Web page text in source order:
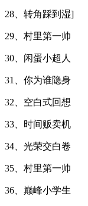
28、转角踩到湿]
29、村里第一帅
30、闲蛋小超人
31、你为谁隐身
32、空白式回想
33、时间贩卖机
34、光荣交白卷
35、村里第一帅
36、巅峰小学生